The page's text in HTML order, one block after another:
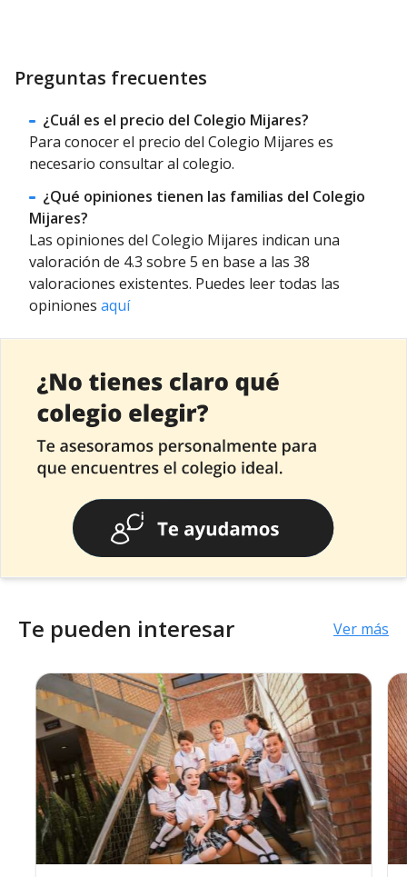
Preguntas frecuentes
¿Cuál es el precio del Colegio Mijares?
Para conocer el precio del Colegio Mijares es
necesario consultar al colegio.
¿Qué opiniones tienen las familias del Colegio
Mijares?
Las opiniones del Colegio Mijares indican una
valoración de 4.3 sobre 5 en base a las 38
valoraciones existentes. Puedes leer todas las
opiniones aquí
Te pueden interesar Ver más